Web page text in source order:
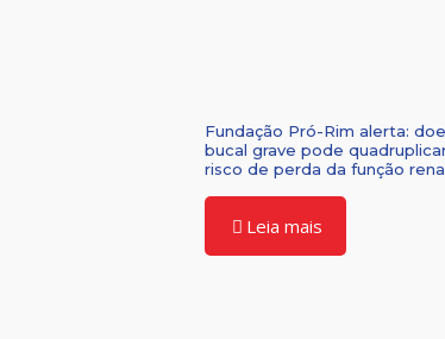
Fundação Pró-Rim alerta:
bucal grave pode
risco de perda da função
Leia mais